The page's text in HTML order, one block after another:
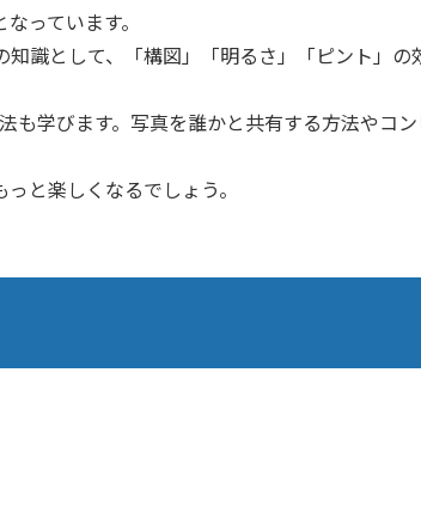
っています。
識として、「構図」「明るさ」「ピント」
学びます。写真を誰かと共有する方法やコ
と楽しくなるでしょう。